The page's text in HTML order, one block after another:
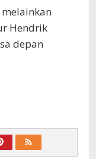
Hendrik
depan